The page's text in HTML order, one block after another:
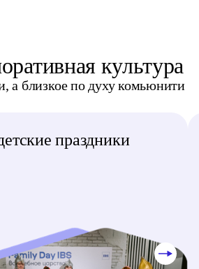
культура
а близкое по духу комьюнити
праздники